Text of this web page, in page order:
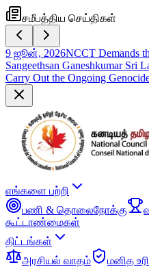
சமீபத்திய செய்திகள்
9 ஜூன், 2026NCCT Demands
Sangeethsan Ganeshkumar Sri
Carry Out the Ongoing
எங்களை பற்றி
பணி & தொலைநோக்கு
கூட்டாண்மைகள்
திட்டங்கள்
அரசியல் வாதம்
மனித